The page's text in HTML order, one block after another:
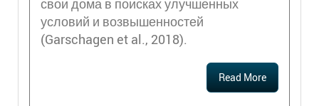
свои дома в поисках улучшенных
условий и возвышенностей
(Garschagen et al., 2018).
Read More